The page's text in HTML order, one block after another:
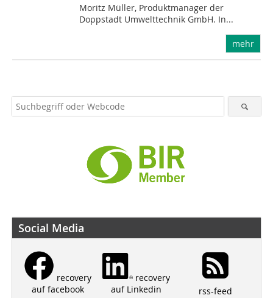
Moritz Müller, Produktmanager der
Doppstadt Umwelttechnik GmbH. In...
mehr
Social Media
recovery
auf facebook
recovery
auf Linkedin
rss-feed